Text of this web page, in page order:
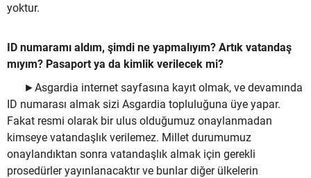
yoktur.
ID numaramı aldım, şimdi ne yapmalıyım? Artık vatandaş
mıyım? Pasaport ya da kimlik verilecek mi?
►Asgardia internet sayfasına kayıt olmak, ve devamında
ID numarası almak sizi Asgardia topluluğuna üye yapar.
Fakat resmi olarak bir ulus olduğumuz onaylanmadan
kimseye vatandaşlık verilemez. Millet durumumuz
onaylandıktan sonra vatandaşlık almak için gerekli
prosedürler yayınlanacaktır ve bunlar diğer ülkelerin